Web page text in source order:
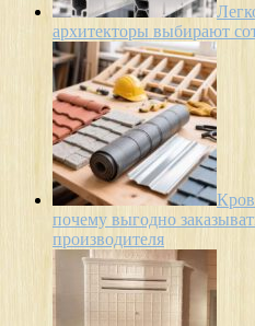
архитекторы выбирают
почему выгодно
производителя